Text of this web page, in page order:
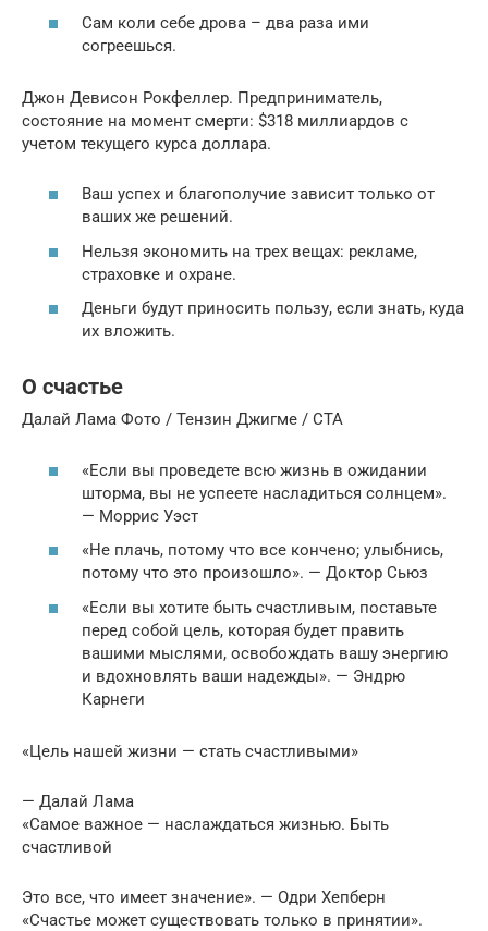
Сам коли себе дрова – два раза ими
согреешься.
Джон Девисон Рокфеллер. Предприниматель,
состояние на момент смерти: $318 миллиардов с
учетом текущего курса доллара.
Ваш успех и благополучие зависит только от
ваших же решений.
Нельзя экономить на трех вещах: рекламе,
страховке и охране.
Деньги будут приносить пользу, если знать, куда
их вложить.
О счастье
Далай Лама Фото / Тензин Джигме / CTA
«Если вы проведете всю жизнь в ожидании
шторма, вы не успеете насладиться солнцем».
— Моррис Уэст
«Не плачь, потому что все кончено; улыбнись,
потому что это произошло». — Доктор Сьюз
«Если вы хотите быть счастливым, поставьте
перед собой цель, которая будет править
вашими мыслями, освобождать вашу энергию
и вдохновлять ваши надежды». — Эндрю
Карнеги
«Цель нашей жизни — стать счастливыми»
— Далай Лама
«Самое важное — наслаждаться жизнью. Быть
счастливой
Это все, что имеет значение». — Одри Хепберн
«Счастье может существовать только в принятии».